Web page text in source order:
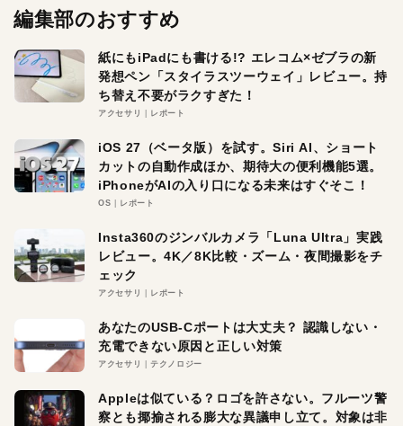
編集部のおすすめ
紙にもiPadにも書ける!? エレコム×ゼブラの新
発想ペン「スタイラスツーウェイ」レビュー。持
ち替え不要がラクすぎた！
アクセサリ レポート
iOS 27（ベータ版）を試す。Siri AI、ショート
カットの自動作成ほか、期待大の便利機能5選。
iPhoneがAIの入り口になる未来はすぐそこ！
OS レポート
Insta360のジンバルカメラ「Luna Ultra」実践
レビュー。4K／8K比較・ズーム・夜間撮影をチ
ェック
アクセサリ レポート
あなたのUSB-Cポートは大丈夫？ 認識しない・
充電できない原因と正しい対策
アクセサリ テクノロジー
Appleは似ている？ロゴを許さない。フルーツ警
察とも揶揄される膨大な異議申し立て。対象は非